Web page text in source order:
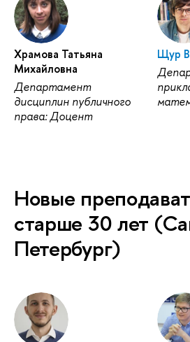
Храмова Татьяна
Михайловна
Департамент
дисциплин публичного
права: Доцент
Щур
Новые
старше 30 лет
Петербург)